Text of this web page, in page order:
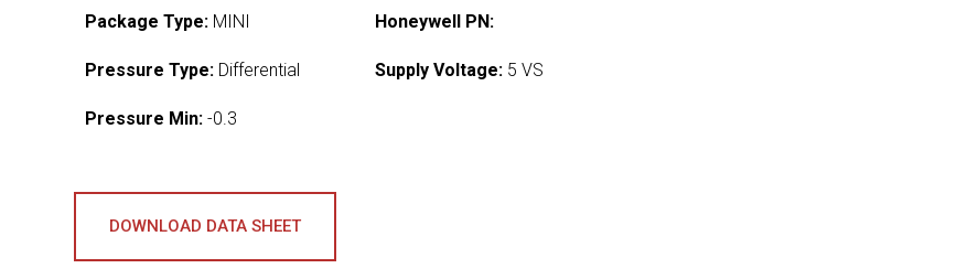
Package Type: MINI
Pressure Type: Differential
Pressure Min: -0.3
Honeywell PN:
Supply Voltage: 5 VS
DOWNLOAD DATA SHEET